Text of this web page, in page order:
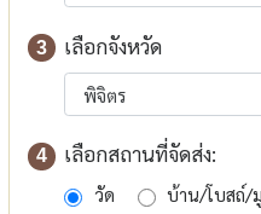
3 เลือกจังหวัด
4 เลือกสถานที่จัดส่ง:
วัด
บ้าน/โบสถ์/